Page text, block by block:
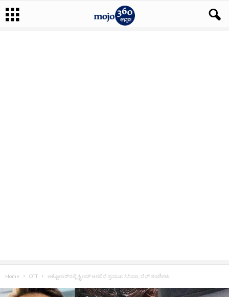
Home OTT ಅಕ್ಟೋಬರ್‌ನಲ್ಲಿ ಸ್ಟ್ರೀಮ್ ಆಗಲಿವೆ ಪ್ರಮುಖ ಸಿನಿಮಾ, ವೆಬ್ ಸರಣಿಗಳು